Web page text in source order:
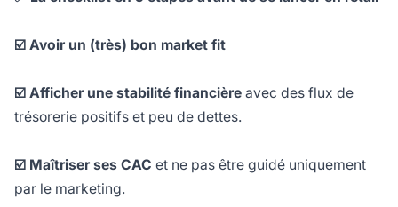
☑️ Avoir un (très) bon market fit
☑️ Afficher une stabilité financièreavec des flux de
trésorerie positifs et peu de dettes.
☑️ Maîtriser ses CAC et ne pas être guidé uniquement
par le marketing.